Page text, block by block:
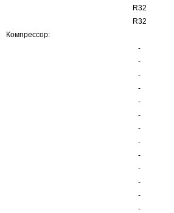
R32
R32
Компрессор:
-
-
-
-
-
-
-
-
-
-
-
-
-